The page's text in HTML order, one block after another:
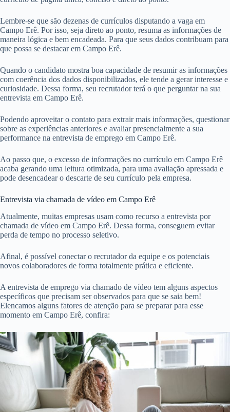
Lembre-se que são dezenas de currículos disputando a vaga em
Campo Erê. Por isso, seja direto ao ponto, resuma as informações de
maneira lógica e bem encadeada. Para que seus dados contribuam para
que possa se destacar em Campo Erê.
Quando o candidato mostra boa capacidade de resumir as informações
com coerência dos dados disponibilizados, ele tende a gerar interesse e
curiosidade. Dessa forma, seu recrutador terá o que perguntar na sua
entrevista em Campo Erê.
Podendo aproveitar o contato para extrair mais informações, questionar
sobre as experiências anteriores e avaliar presencialmente a sua
performance na entrevista de emprego em Campo Erê.
Ao passo que, o excesso de informações no currículo em Campo Erê
acaba gerando uma leitura otimizada, para uma avaliação apressada e
pode desencadear o descarte de seu currículo pela empresa.
Entrevista via chamada de vídeo em Campo Erê
Atualmente, muitas empresas usam como recurso a entrevista por
chamada de vídeo em Campo Erê. Dessa forma, conseguem evitar
perda de tempo no processo seletivo.
Afinal, é possível conectar o recrutador da equipe e os potenciais
novos colaboradores de forma totalmente prática e eficiente.
A entrevista de emprego via chamado de vídeo tem alguns aspectos
específicos que precisam ser observados para que se saia bem!
Elencamos alguns fatores de atenção para se preparar para esse
momento em Campo Erê, confira: